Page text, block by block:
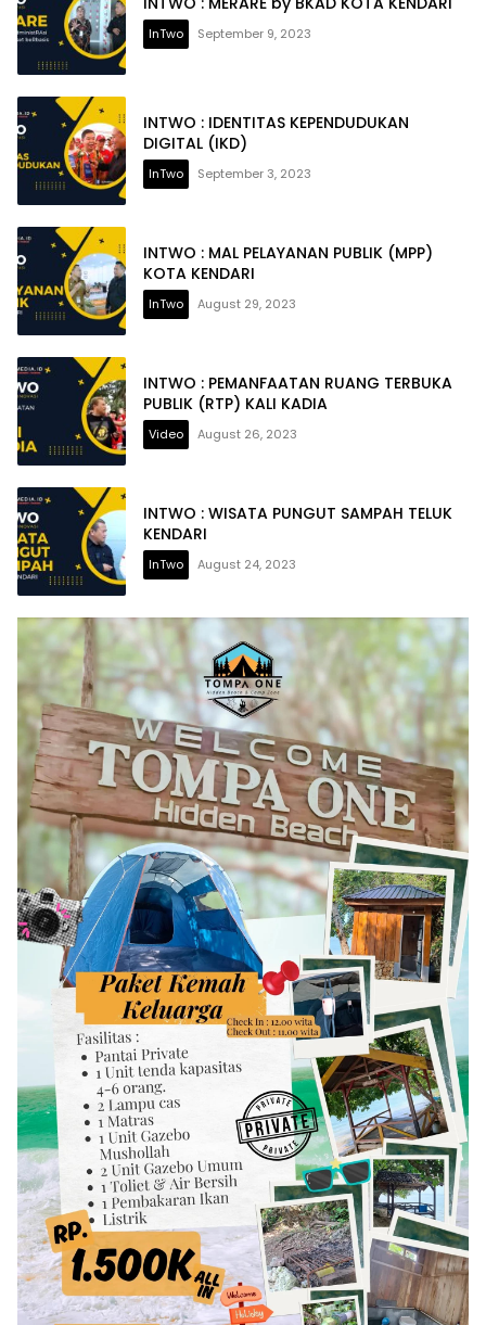
InTwo September 9, 2023
INTWO : IDENTITAS KEPENDUDUKAN
DIGITAL (IKD)
InTwo September 3, 2023
INTWO : MAL PELAYANAN PUBLIK (MPP)
KOTA KENDARI
InTwo August 29, 2023
INTWO : PEMANFAATAN RUANG TERBUKA
PUBLIK (RTP) KALI KADIA
Video August 26, 2023
INTWO : WISATA PUNGUT SAMPAH TELUK
KENDARI
InTwo August 24, 2023